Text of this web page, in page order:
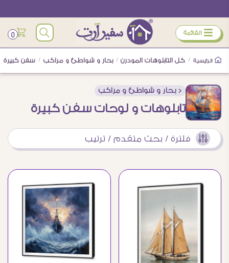
ÿ القائمة 0
الرئيسية / كل التابلوهات المودرن / بحار و شواطئ و مراكب / سفن كبيرة
< بحار و شواطئ و مراكب
تابلوهات و لوحات سفن كبيرة
فلترة / بحث متقدم / ترتيب